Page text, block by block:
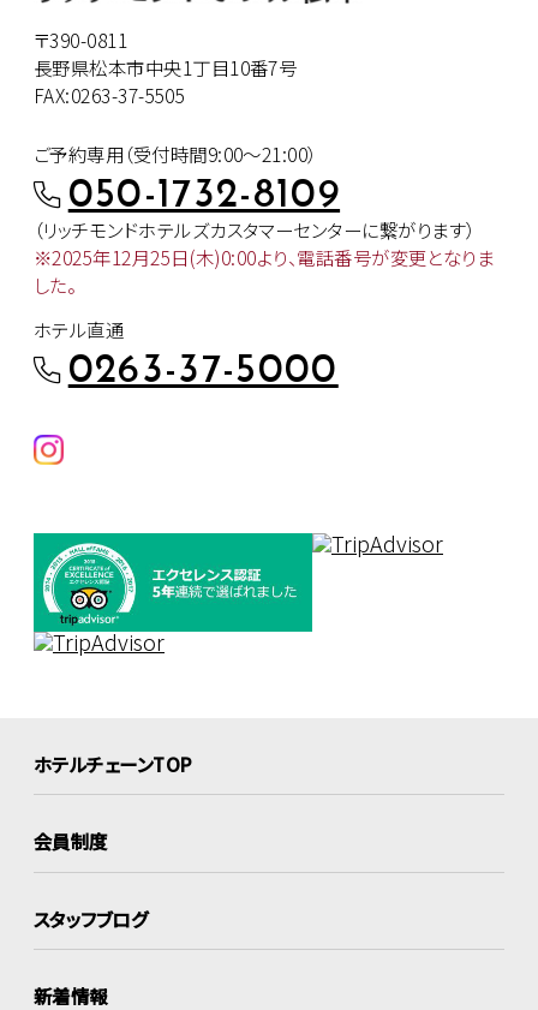
〒390-0811
長野県松本市中央1丁目10番7号
FAX:0263-37-5505
ご予約専用（受付時間9:00～21:00）
050-1732-8109
（リッチモンドホテルズカスタマーセンターに繋がります）
※2025年12月25日(木)0:00より、電話番号が変更となりま
した。
ホテル直通
0263-37-5000
ホテルチェーンTOP
会員制度
スタッフブログ
新着情報